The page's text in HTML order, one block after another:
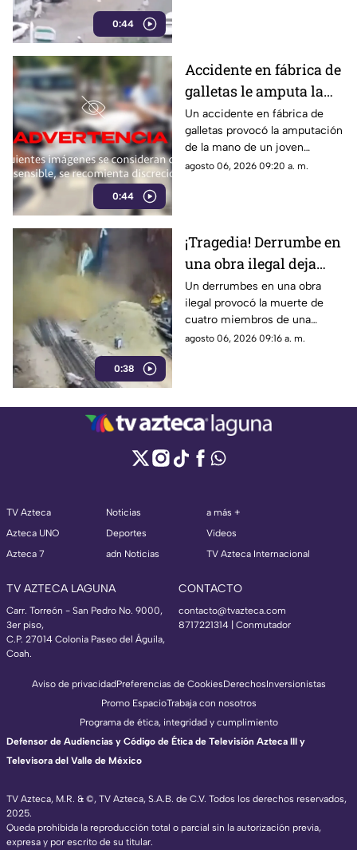
0:44
0:44
Accidente en fábrica de
galletas le amputa la
mano a empleado |
VIDEO
Un accidente en fábrica de
galletas provocó la amputación
de la mano de un joven
trabajador de 19 años. El herido
agosto 06, 2026 09:20 a. m.
0:38
¡Tragedia! Derrumbe en
una obra ilegal deja
cuatro muertos | VIDEO
Un derrumbes en una obra
ilegal provocó la muerte de
cuatro miembros de una
misma familia. Las víctimas
agosto 06, 2026 09:16 a. m.
TV Azteca
Azteca UNO
Azteca 7
Noticias
Deportes
adn Noticias
a más +
Videos
TV Azteca Internacional
TV AZTECA LAGUNA
Carr. Torreón - San Pedro No. 9000,
3er piso,
C.P. 27014 Colonia Paseo del Águila,
Coah.
CONTACTO
contacto@tvazteca.com
8717221314 | Conmutador
TV Azteca, M.R. & ©, TV Azteca, S.A.B. de C.V. Todos los derechos reservados,
2025.
Queda prohibida la reproducción total o parcial sin la autorización previa,
expresa y por escrito de su titular.
Aviso de privacidadPreferencias de CookiesDerechosInversionistas
Promo EspacioTrabaja con nosotros
Programa de ética, integridad y cumplimiento
Defensor de Audiencias y Código de Ética de Televisión Azteca III y
Televisora del Valle de México